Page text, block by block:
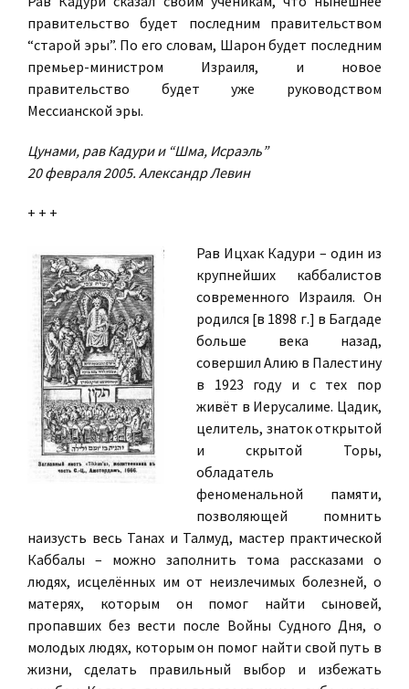
правительство будет последним правительством
“старой эры”. По его словам, Шарон будет последним
премьер-министром Израиля, и новое
правительство будет уже руководством
Мессианской эры.
Цунами, рав Кадури и “Шма, Исраэль”
20 февраля 2005. Александр Левин
+ + +
Рав Ицхак Кадури – один из
крупнейших каббалистов
современного Израиля. Он
родился [в 1898 г.] в Багдаде
больше века назад,
совершил Алию в Палестину
в 1923 году и с тех пор
живёт в Иерусалиме. Цадик,
целитель, знаток открытой
и скрытой Торы,
обладатель
феноменальной памяти,
позволяющей помнить
наизусть весь Танах и Талмуд, мастер практической
Каббалы – можно заполнить тома рассказами о
людях, исцелённых им от неизлечимых болезней, о
матерях, которым он помог найти сыновей,
пропавших без вести после Войны Судного Дня, о
молодых людях, которым он помог найти свой путь в
жизни, сделать правильный выбор и избежать